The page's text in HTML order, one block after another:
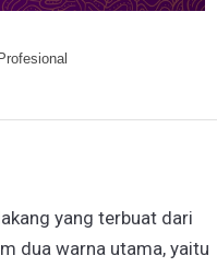
yang terbuat dari
dua warna utama, yaitu